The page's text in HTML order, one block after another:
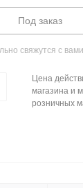
Под заказ
свяжутся с вами
Цена
магазина и
розничных